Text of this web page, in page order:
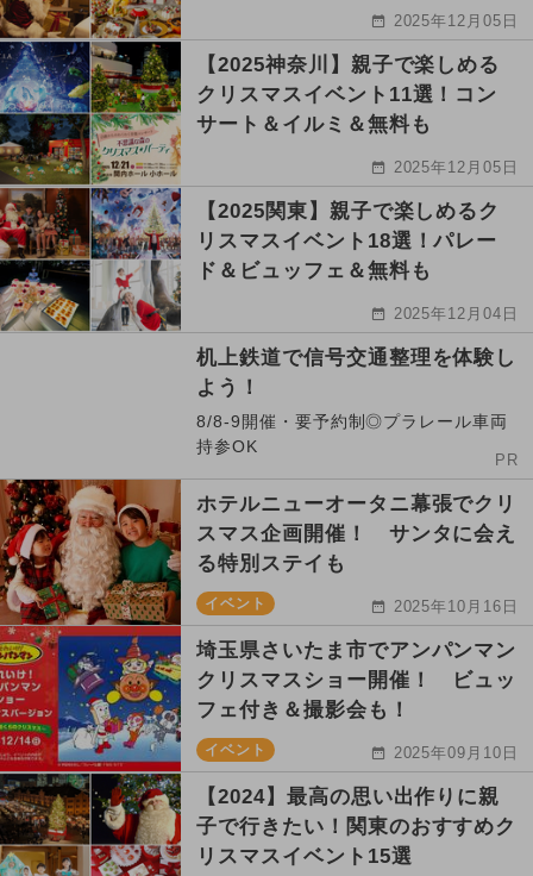
2025年12月05日
【2025神奈川】親子で楽しめる
クリスマスイベント11選！コン
サート＆イルミ＆無料も
2025年12月05日
【2025関東】親子で楽しめるク
リスマスイベント18選！パレー
ド＆ビュッフェ＆無料も
2025年12月04日
机上鉄道で信号交通整理を体験し
よう！
8/8-9開催・要予約制◎プラレール車両
持参OK
PR
ホテルニューオータニ幕張でクリ
スマス企画開催！ サンタに会え
る特別ステイも
イベント 2025年10月16日
埼玉県さいたま市でアンパンマン
クリスマスショー開催！ ビュッ
フェ付き＆撮影会も！
イベント 2025年09月10日
【2024】最高の思い出作りに親
子で行きたい！関東のおすすめク
リスマスイベント15選